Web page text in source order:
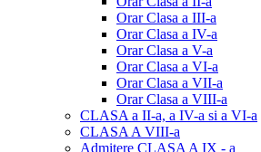
Orar Clasa a III-a
Orar Clasa a IV-a
Orar Clasa a V-a
Orar Clasa a VI-a
Orar Clasa a VII-a
Orar Clasa a VIII-a
CLASA a II-a, a IV-a si a VI-a
CLASA A VIII-a
Admitere CLASA A IX - a